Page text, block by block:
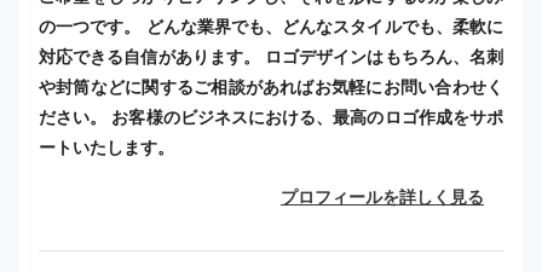
の一つです。 どんな業界でも、どんなスタイルでも、柔軟に
対応できる自信があります。 ロゴデザインはもちろん、名刺
や封筒などに関するご相談があればお気軽にお問い合わせく
ださい。 お客様のビジネスにおける、最高のロゴ作成をサポ
ートいたします。
プロフィールを詳しく見る